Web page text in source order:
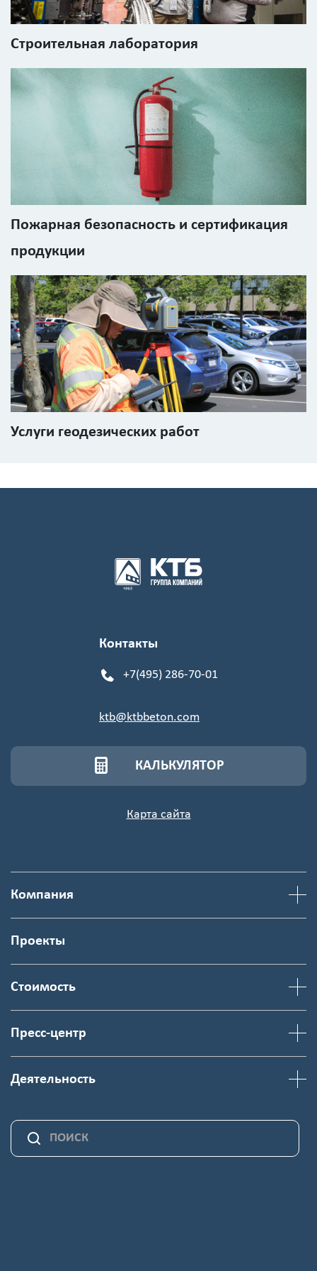
Строительная лаборатория
Пожарная безопасность и сертификация
продукции
Услуги геодезических работ
Контакты
+7(495) 286-70-01
ktb@ktbbeton.com
КАЛЬКУЛЯТОР
Карта сайта
Компания
Проекты
Стоимость
Пресс-центр
Деятельность
код
картинки
Я согласен на
обработку
персональных
данных